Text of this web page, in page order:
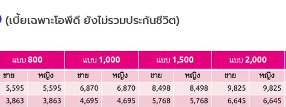
(เบี้ยเฉพาะโอพีดี ยังไม่รวมประกันชีวิต)